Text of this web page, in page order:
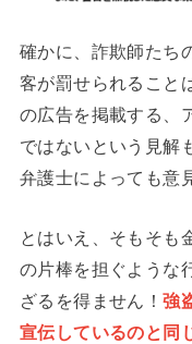
確かに、詐欺師たち
客が罰せられること
の広告を掲載する、
ではないという見解
弁護士によっても意
とはいえ、そもそも
の片棒を担ぐような
ざるを得ません！強
宣伝しているのと同